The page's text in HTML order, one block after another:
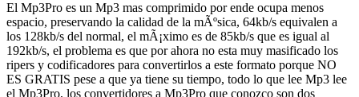
El Mp3Pro es un Mp3 mas comprimido por ende ocupa menos
espacio, preservando la calidad de la mÃºsica, 64kb/s equivalen a
los 128kb/s del normal, el mÃ¡ximo es de 85kb/s que es igual al
192kb/s, el problema es que por ahora no esta muy masificado los
ripers y codificadores para convertirlos a este formato porque NO
ES GRATIS pese a que ya tiene su tiempo, todo lo que lee Mp3 lee
el Mp3Pro, los convertidores a Mp3Pro que conozco son dos